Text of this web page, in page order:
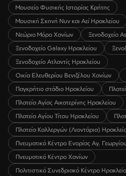
Μουσείο Φυσικής Ιστορίας Κρήτης
Μουσική Σκηνή Νυν και Αεί Ηρακλείου
Νεώριο Μόρο Χανίων
Ξενοδοχείο
Ξενοδοχείο Galaxy Ηρακλείου
Ξενοδοχείο Ατλαντίς Ηρακλείου
Οικία Ελευθερίου Βενιζέλου Χανίων
Παγκρήτιο στάδιο Ηρακλείου
Πλατεία Αγίας Αικατερίνης Ηρακλείου
Πλατεία Αγίου Τίτου Ηρακλείου
Πλατεία Καλλεργών (Λιοντάρια)
Πνευματικό Κέντρο Ενορίας Αγ.
Πνευματικό Κέντρο Χανίων
Πολιτιστικό Συνεδριακό Κέντρο